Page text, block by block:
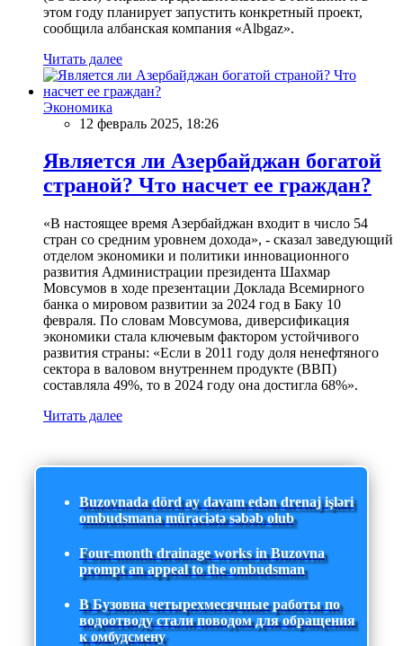
этом году планирует запустить конкретный проект,
сообщила албанская компания «Albgaz».
Читать далее
Экономика
12 февраль 2025, 18:26
Является ли Азербайджан богатой
страной? Что насчет ее граждан?
«В настоящее время Азербайджан входит в число 54
стран со средним уровнем дохода», - сказал заведующий
отделом экономики и политики инновационного
развития Администрации президента Шахмар
Мовсумов в ходе презентации Доклада Всемирного
банка о мировом развитии за 2024 год в Баку 10
февраля. По словам Мовсумова, диверсификация
экономики стала ключевым фактором устойчивого
развития страны: «Если в 2011 году доля ненефтяного
сектора в валовом внутреннем продукте (ВВП)
составляла 49%, то в 2024 году она достигла 68%».
Читать далее
Buzovnada dörd ay davam edən drenaj işləri
ombudsmana müraciətə səbəb olub
Four-month drainage works in Buzovna
prompt an appeal to the ombudsman
В Бузовна четырехмесячные работы по
водоотводу стали поводом для обращения
к омбудсмену